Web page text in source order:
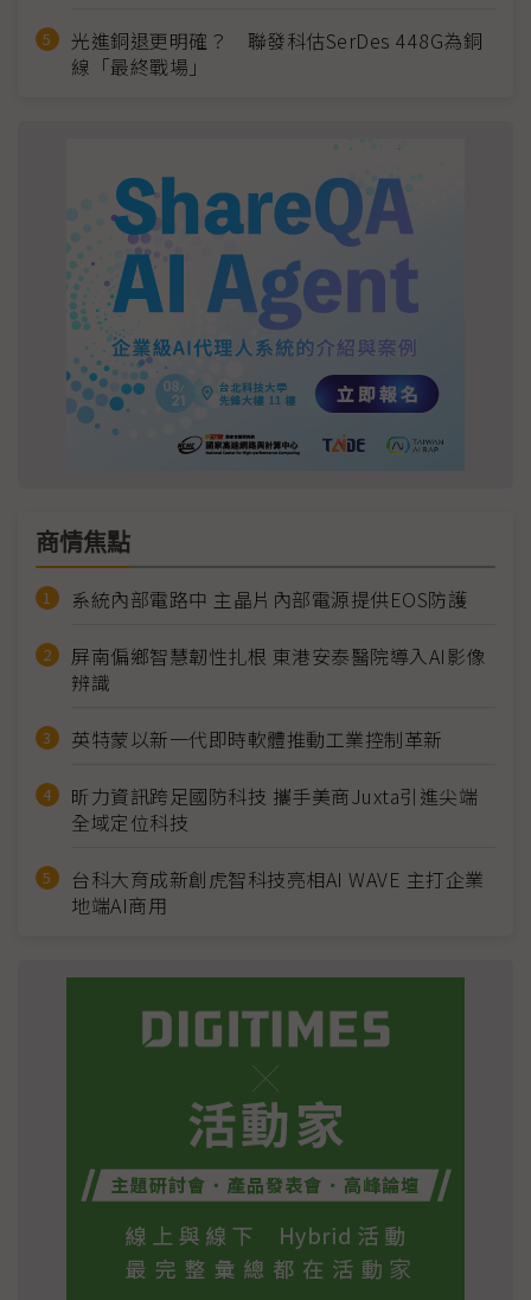
光進銅退更明確？ 聯發科估SerDes 448G為銅
線「最終戰場」
商情焦點
系統內部電路中 主晶片內部電源提供EOS防護
屏南偏鄉智慧韌性扎根 東港安泰醫院導入AI影像
辨識
英特蒙以新一代即時軟體推動工業控制革新
昕力資訊跨足國防科技 攜手美商Juxta引進尖端
全域定位科技
台科大育成新創虎智科技亮相AI WAVE 主打企業
地端AI商用